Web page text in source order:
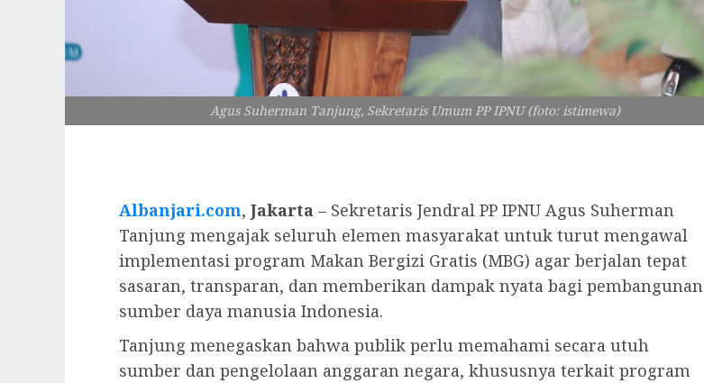
Agus Suherman Tanjung, Sekretaris Umum PP IPNU (foto: istimewa)
Albanjari.com, Jakarta – Sekretaris Jendral PP IPNU Agus Suherman
Tanjung mengajak seluruh elemen masyarakat untuk turut mengawal
implementasi program Makan Bergizi Gratis (MBG) agar berjalan tepat
sasaran, transparan, dan memberikan dampak nyata bagi pembangunan
sumber daya manusia Indonesia.
Tanjung menegaskan bahwa publik perlu memahami secara utuh
sumber dan pengelolaan anggaran negara, khususnya terkait program